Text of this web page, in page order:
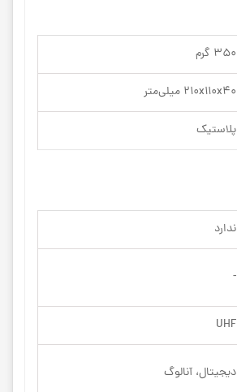
350 گرم
210x110x40 میلی‌متر
پلاستیک
ندارد
-
UHF
دیجیتال، آنالوگ